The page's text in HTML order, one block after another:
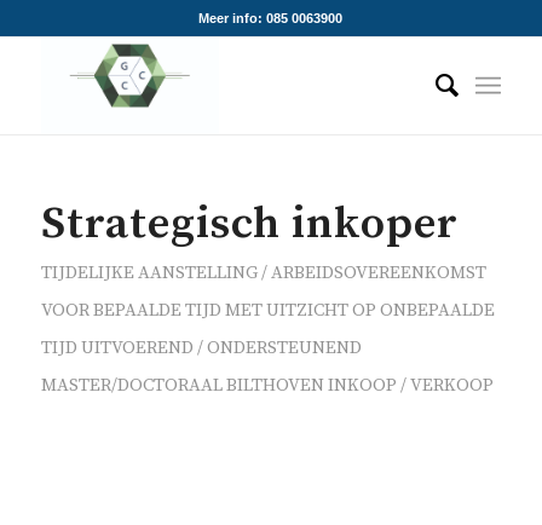
Meer info: 085 0063900
Strategisch inkoper
TIJDELIJKE AANSTELLING / ARBEIDSOVEREENKOMST
VOOR BEPAALDE TIJD MET UITZICHT OP ONBEPAALDE
TIJD UITVOEREND / ONDERSTEUNEND
MASTER/DOCTORAALBILTHOVENINKOOP / VERKOOP